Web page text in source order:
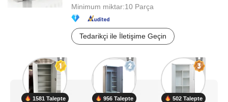
Minimum miktar:10 Parça
Tedarikçi ile İletişime Geçin
1581 Talepte 956 Talepte 502 Talepte